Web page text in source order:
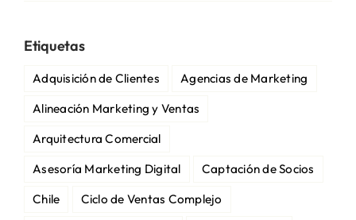
Etiquetas
Adquisición de Clientes
Agencias de Marketing
Alineación Marketing y Ventas
Arquitectura Comercial
Asesoría Marketing Digital
Captación de Socios
Chile
Ciclo de Ventas Complejo